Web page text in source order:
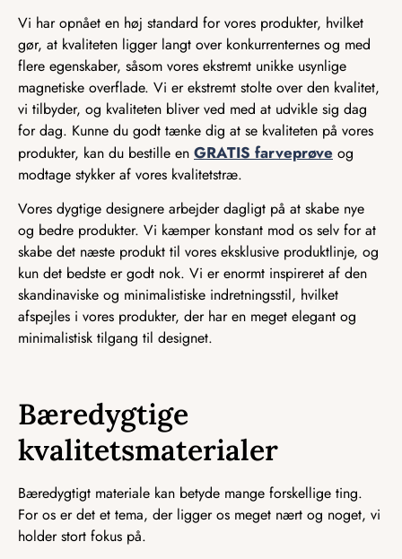
Vi har opnået en høj standard for vores produkter, hvilket
gør, at kvaliteten ligger langt over konkurrenternes og med
flere egenskaber, såsom vores ekstremt unikke usynlige
magnetiske overflade. Vi er ekstremt stolte over den kvalitet,
vi tilbyder, og kvaliteten bliver ved med at udvikle sig dag
for dag. Kunne du godt tænke dig at se kvaliteten på vores
produkter, kan du bestille en GRATIS farveprøve og
modtage stykker af vores kvalitetstræ.
Vores dygtige designere arbejder dagligt på at skabe nye
og bedre produkter. Vi kæmper konstant mod os selv for at
skabe det næste produkt til vores eksklusive produktlinje, og
kun det bedste er godt nok. Vi er enormt inspireret af den
skandinaviske og minimalistiske indretningsstil, hvilket
afspejles i vores produkter, der har en meget elegant og
minimalistisk tilgang til designet.
Bæredygtige
kvalitetsmaterialer
Bæredygtigt materiale kan betyde mange forskellige ting.
For os er det et tema, der ligger os meget nært og noget, vi
holder stort fokus på.